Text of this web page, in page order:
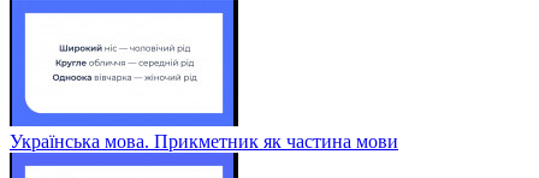
Українська мова. Прикметник як частина мови